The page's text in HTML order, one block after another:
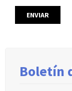
Boletín